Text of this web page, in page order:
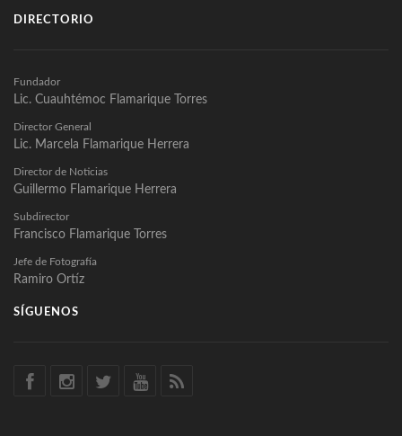
DIRECTORIO
Fundador
Lic. Cuauhtémoc Flamarique Torres
Director General
Lic. Marcela Flamarique Herrera
Director de Noticias
Guillermo Flamarique Herrera
Subdirector
Francisco Flamarique Torres
Jefe de Fotografía
Ramiro Ortíz
SÍGUENOS